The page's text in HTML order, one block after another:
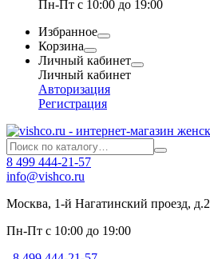
Пн-Пт с 10:00 до 19:00
Избранное
Корзина
Личный кабинет
Личный кабинет
Авторизация
Регистрация
8 499 444-21-57
info@vishco.ru
Москва, 1-й Нагатинский проезд, д.2
Пн-Пт с 10:00 до 19:00